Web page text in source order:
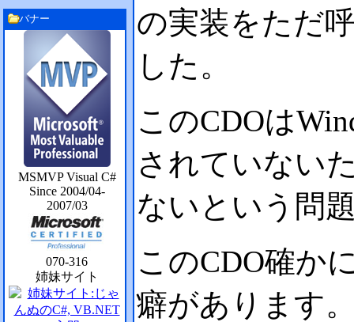
の実装をただ
した。
このCDOは
されていない
ないという問
このCDO確か
癖があります
バナー
MSMVP Visual C#
Since 2004/04-
2007/03
070-316
姉妹サイト